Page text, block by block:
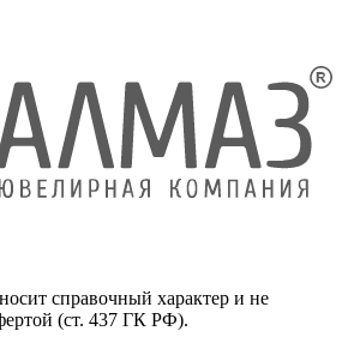
справочный характер и не
(ст. 437 ГК РФ).